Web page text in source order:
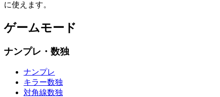
に使えます。
ゲームモード
ナンプレ・数独
ナンプレ
キラー数独
対角線数独